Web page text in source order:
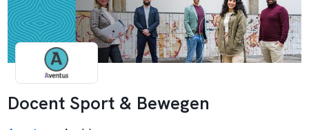
Docent Sport & Bewegen